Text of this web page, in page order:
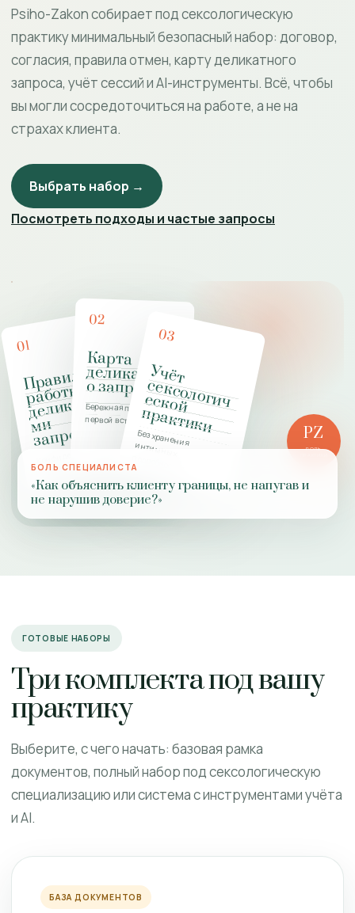
Psiho-Zakon собирает под сексологическую
практику минимальный безопасный набор: договор,
согласия, правила отмен, карту деликатного
запроса, учёт сессий и AI-инструменты. Всё, чтобы
вы могли сосредоточиться на работе, а не на
страхах клиента.
Выбрать набор →
Посмотреть подходы и частые запросы
01
П
рав
и
ла
работ
ы с
де
л
икат
н
ы
м
и
за
п
роса
м
и
Конфиденциальность,
границы,
добровольность
02
Карта
деликатног
о запроса
Бережная подготовка к
первой встрече
03
У
ч
ё
т
с
е
к
с
о
л
о
ги
ч
е
с
к
о
й
п
р
а
к
т
и
к
и
Без хранения интимных
подробностей
PZ
РОЛЬ
БОЛЬ СПЕЦИАЛИСТА
«Как объяснить клиенту границы, не напугав и
не нарушив доверие?»
ГОТОВЫЕ НАБОРЫ
Три комплекта под вашу
практику
Выберите, с чего начать: базовая рамка
документов, полный набор под сексологическую
специализацию или система с инструментами учёта
и AI.
БАЗА ДОКУМЕНТОВ